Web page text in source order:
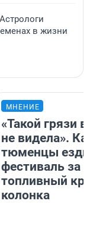
в жизни
МНЕНИЕ
«Такой грязи
не видела».
тюменцы
фестиваль за
топливный
колонка